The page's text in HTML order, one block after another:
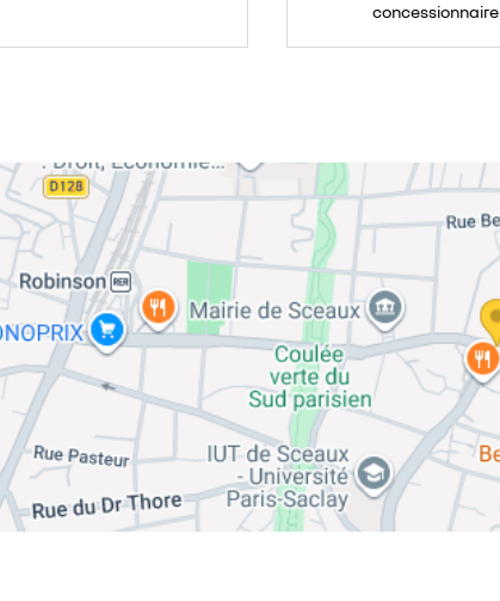
concessionnaire